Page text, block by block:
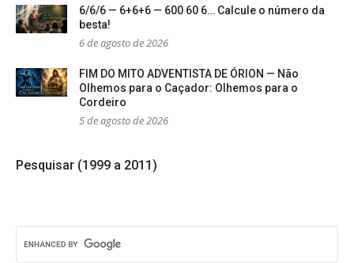
6/6/6 — 6+6+6 — 600 60 6… Calcule o número da
besta!
6 de agosto de 2026
FIM DO MITO ADVENTISTA DE ÓRION — Não
Olhemos para o Caçador: Olhemos para o
Cordeiro
5 de agosto de 2026
Pesquisar (1999 a 2011)